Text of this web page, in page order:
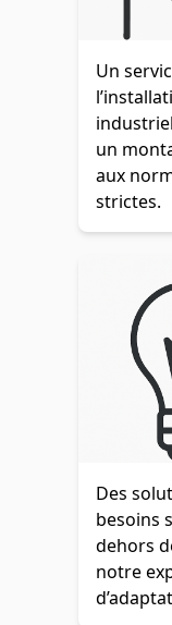
Un
un
aux
strictes.
Des
besoins
dehors
notre